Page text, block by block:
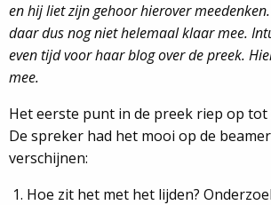
en hij liet zijn gehoor hierover
daar dus nog niet helemaal klaar mee.
even tijd voor haar blog over de preek.
mee.
Het eerste punt in de preek riep op
De spreker had het mooi op de
verschijnen:
Hoe zit het met het lijden?